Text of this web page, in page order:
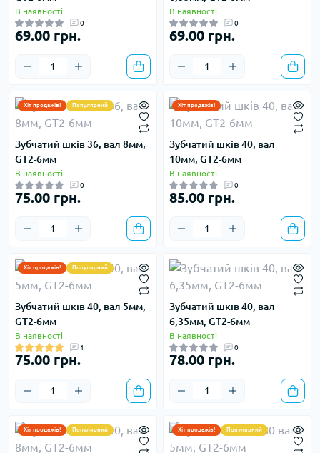
В наявності
0
69.00 грн.
В наявності
0
69.00 грн.
Хіт продажів! Популярний
Зубчатий шків 36, вал 8мм,
GT2-6мм
В наявності
0
75.00 грн.
Хіт продажів!
Зубчатий шків 40, вал
10мм, GT2-6мм
В наявності
0
85.00 грн.
Хіт продажів! Популярний
Зубчатий шків 40, вал 5мм,
GT2-6мм
В наявності
1
75.00 грн.
Зубчатий шків 40, вал
6,35мм, GT2-6мм
В наявності
0
78.00 грн.
Хіт продажів! Популярний Хіт продажів! Популярний